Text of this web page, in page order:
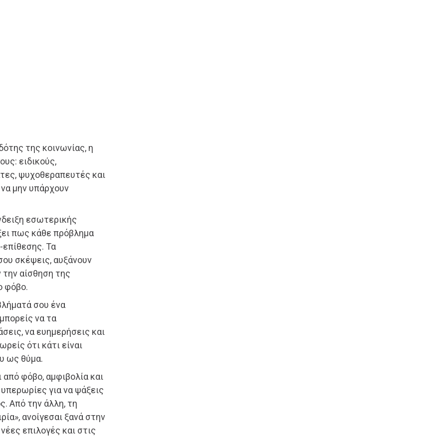
της κοινωνίας, η
ειδικούς,
ψυχοθεραπευτές και
μην υπάρχουν
εσωτερικής
πως κάθε πρόβλημα
επίθεσης. Τα
σκέψεις, αυξάνουν
αίσθηση της
φόβο.
σου ένα
να τα
να ευημερήσεις και
ότι κάτι είναι
ως θύμα.
φόβο, αμφιβολία και
για να ψάξεις
Από την άλλη, τη
ανοίγεσαι ξανά στην
επιλογές και στις